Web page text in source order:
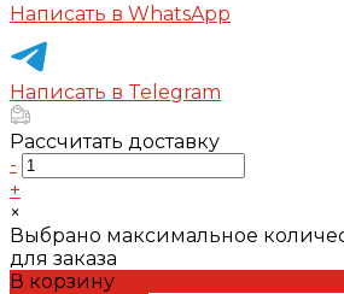
Написать в WhatsApp
Написать в Telegram
Рассчитать доставку
-
+
×
Выбрано максимальное
для заказа
В корзину